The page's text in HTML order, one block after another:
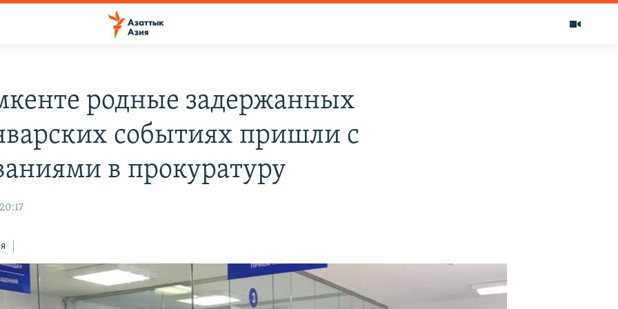
родные задержанных
событиях пришли c
в прокуратуру